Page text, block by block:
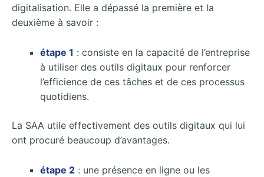
digitalisation. Elle a dépassé la première et la
deuxième à savoir :
étape 1 : consiste en la capacité de l’entreprise
à utiliser des outils digitaux pour renforcer
l’efficience de ces tâches et de ces processus
quotidiens.
La SAA utile effectivement des outils digitaux qui lui
ont procuré beaucoup d’avantages.
étape 2 : une présence en ligne ou les